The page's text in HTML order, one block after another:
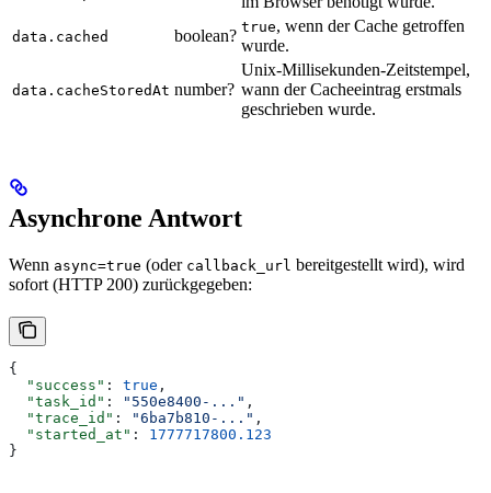
data.cached boolean? true, wenn der Cache getroffen
wurde.
data.cacheStoredAt number?
Unix-Millisekunden-Zeitstempel,
wann der Cacheeintrag erstmals
geschrieben wurde.
Asynchrone Antwort
Wenn async=true (oder callback_url bereitgestellt wird), wird
sofort (HTTP 200) zurückgegeben:
{
  "success"
: true ,
  "task_id"
: "550e8400-..." ,
  "trace_id"
: "6ba7b810-..." ,
  "started_at"
: 1777717800.123
}